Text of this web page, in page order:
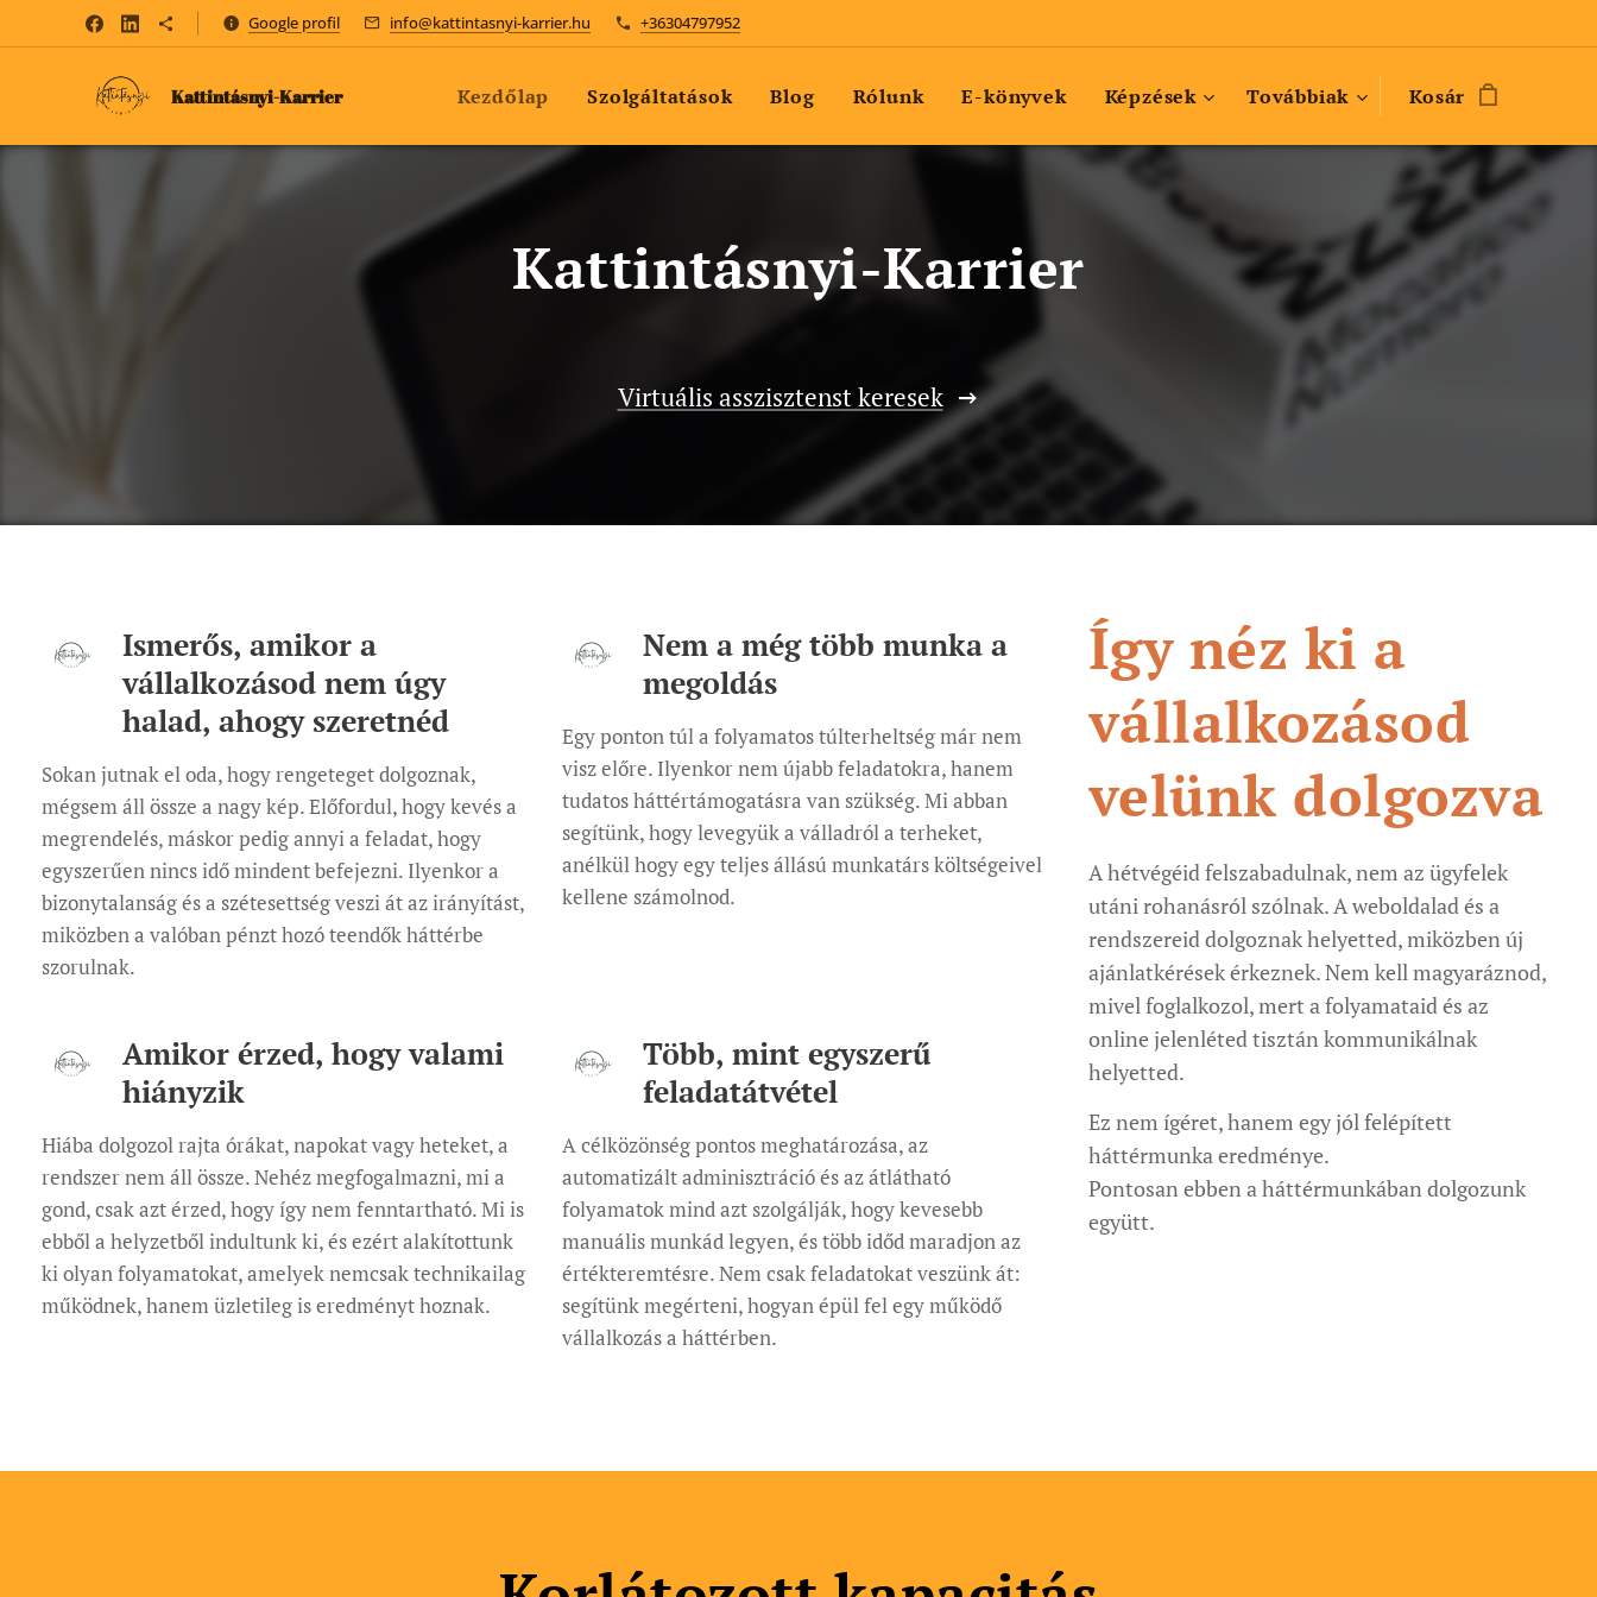
Google profil info@kattintasnyi-karrier.hu +36304797952
Kattintásnyi-Karrier Kezdőlap Szolgáltatások Blog Rólunk E-könyvek Képzések Továbbiak Kosár
Kattintásnyi-Karrier
Virtuális asszisztenst keresek
Ismerős, amikor a
vállalkozásod nem úgy
halad, ahogy szeretnéd
Sokan jutnak el oda, hogy rengeteget dolgoznak,
mégsem áll össze a nagy kép. Előfordul, hogy kevés a
megrendelés, máskor pedig annyi a feladat, hogy
egyszerűen nincs idő mindent befejezni. Ilyenkor a
bizonytalanság és a szétesettség veszi át az irányítást,
miközben a valóban pénzt hozó teendők háttérbe
szorulnak.
Nem a még több munka a
megoldás
Egy ponton túl a folyamatos túlterheltség már nem
visz előre. Ilyenkor nem újabb feladatokra, hanem
tudatos háttértámogatásra van szükség. Mi abban
segítünk, hogy levegyük a válladról a terheket,
anélkül hogy egy teljes állású munkatárs költségeivel
kellene számolnod.
Amikor érzed, hogy valami
hiányzik
Hiába dolgozol rajta órákat, napokat vagy heteket, a
rendszer nem áll össze. Nehéz megfogalmazni, mi a
gond, csak azt érzed, hogy így nem fenntartható. Mi is
ebből a helyzetből indultunk ki, és ezért alakítottunk
ki olyan folyamatokat, amelyek nemcsak technikailag
működnek, hanem üzletileg is eredményt hoznak.
Több, mint egyszerű
feladatátvétel
A célközönség pontos meghatározása, az
automatizált adminisztráció és az átlátható
folyamatok mind azt szolgálják, hogy kevesebb
manuális munkád legyen, és több időd maradjon az
értékteremtésre. Nem csak feladatokat veszünk át:
segítünk megérteni, hogyan épül fel egy működő
vállalkozás a háttérben.
Így néz ki a
vállalkozásod
velünk dolgozva
A hétvégéid felszabadulnak, nem az ügyfelek
utáni rohanásról szólnak. A weboldalad és a
rendszereid dolgoznak helyetted, miközben új
ajánlatkérések érkeznek. Nem kell magyaráznod,
mivel foglalkozol, mert a folyamataid és az
online jelenléted tisztán kommunikálnak
helyetted.
Ez nem ígéret, hanem egy jól felépített
háttérmunka eredménye.
Pontosan ebben a háttérmunkában dolgozunk
együtt.